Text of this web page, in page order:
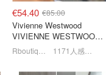
€54.40 €85.00
Vivienne Westwood
VIVIENNE WESTWOOD
Nano Solitaire 耳环 1171人感兴趣